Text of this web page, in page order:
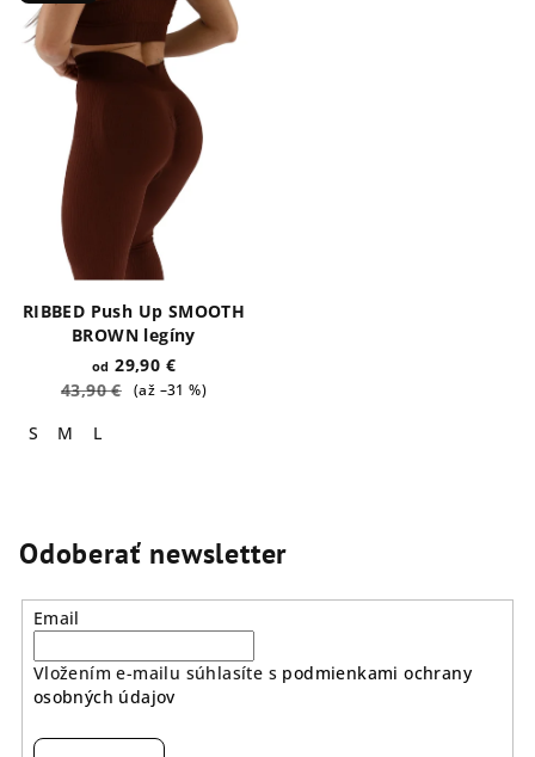
RIBBED Push Up SMOOTH
BROWN legíny
od 29,90 €
43,90 € (až –31 %)
S M L
Odoberať newsletter
Email
Vložením e-mailu súhlasíte s podmienkami ochrany
osobných údajov